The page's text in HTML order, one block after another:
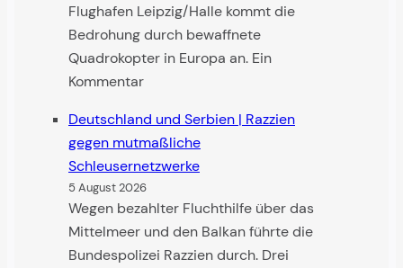
Flughafen Leipzig/Halle kommt die
Bedrohung durch bewaffnete
Quadrokopter in Europa an. Ein
Kommentar
Deutschland und Serbien | Razzien
gegen mutmaßliche
Schleusernetzwerke
5 August 2026
Wegen bezahlter Fluchthilfe über das
Mittelmeer und den Balkan führte die
Bundespolizei Razzien durch. Drei